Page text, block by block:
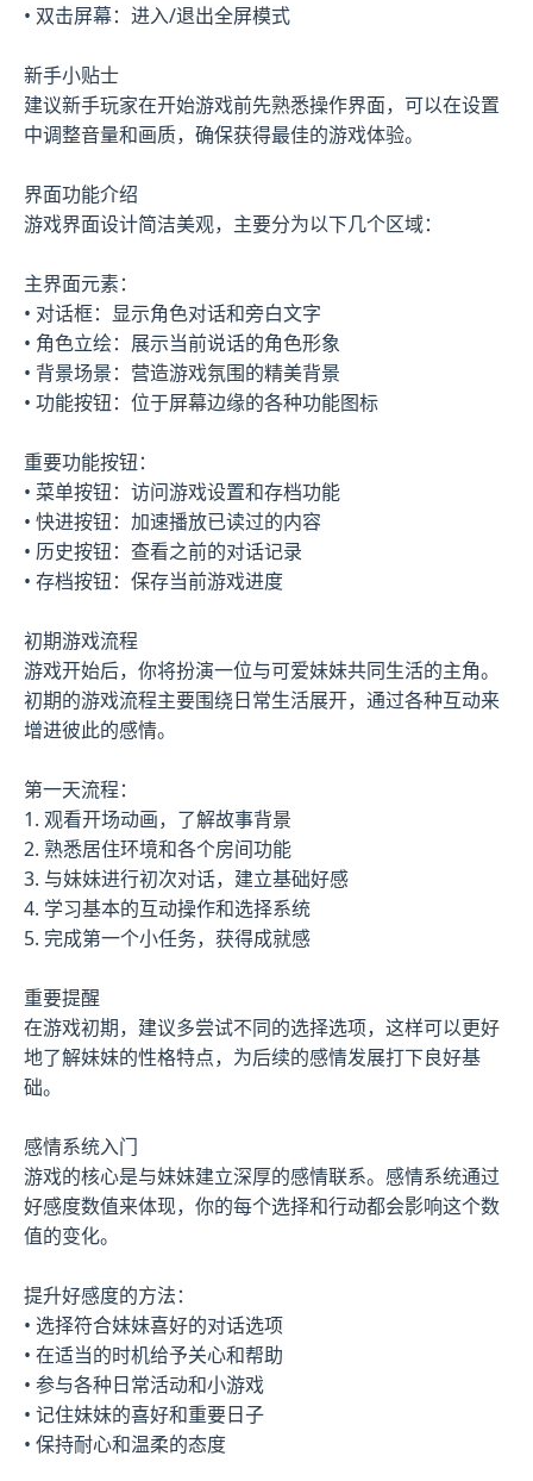
• 双击屏幕：进入/退出全屏模式
新手小贴士
建议新手玩家在开始游戏前先熟悉操作界面，可以在设置
中调整音量和画质，确保获得最佳的游戏体验。
界面功能介绍
游戏界面设计简洁美观，主要分为以下几个区域：
主界面元素：
• 对话框：显示角色对话和旁白文字
• 角色立绘：展示当前说话的角色形象
• 背景场景：营造游戏氛围的精美背景
• 功能按钮：位于屏幕边缘的各种功能图标
重要功能按钮：
• 菜单按钮：访问游戏设置和存档功能
• 快进按钮：加速播放已读过的内容
• 历史按钮：查看之前的对话记录
• 存档按钮：保存当前游戏进度
初期游戏流程
游戏开始后，你将扮演一位与可爱妹妹共同生活的主角。
初期的游戏流程主要围绕日常生活展开，通过各种互动来
增进彼此的感情。
第一天流程：
1. 观看开场动画，了解故事背景
2. 熟悉居住环境和各个房间功能
3. 与妹妹进行初次对话，建立基础好感
4. 学习基本的互动操作和选择系统
5. 完成第一个小任务，获得成就感
重要提醒
在游戏初期，建议多尝试不同的选择选项，这样可以更好
地了解妹妹的性格特点，为后续的感情发展打下良好基
础。
感情系统入门
游戏的核心是与妹妹建立深厚的感情联系。感情系统通过
好感度数值来体现，你的每个选择和行动都会影响这个数
值的变化。
提升好感度的方法：
• 选择符合妹妹喜好的对话选项
• 在适当的时机给予关心和帮助
• 参与各种日常活动和小游戏
• 记住妹妹的喜好和重要日子
• 保持耐心和温柔的态度